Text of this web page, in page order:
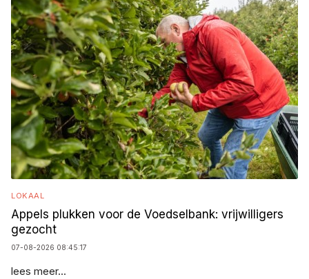
LOKAAL
Appels plukken voor de Voedselbank: vrijwilligers
gezocht
07-08-2026 08:45:17
lees meer...